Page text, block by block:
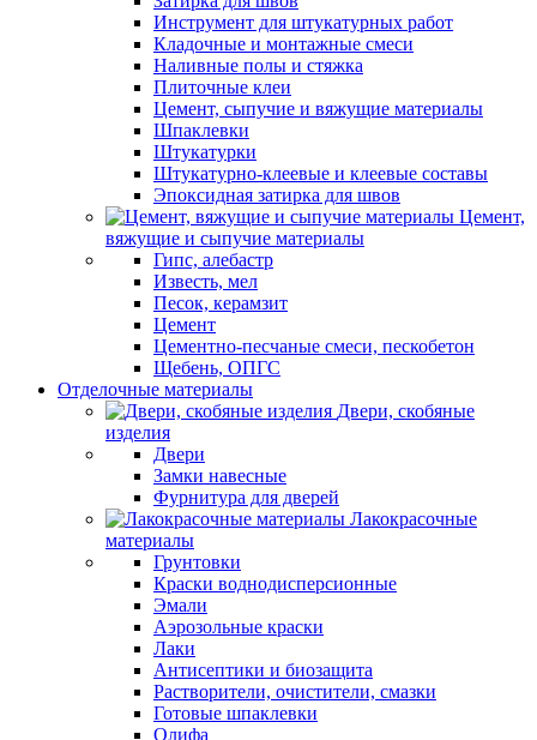
Инструмент для штукатурных работ
Кладочные и монтажные смеси
Наливные полы и стяжка
Плиточные клеи
Цемент, сыпучие и вяжущие материалы
Шпаклевки
Штукатурки
Штукатурно-клеевые и клеевые составы
Эпоксидная затирка для швов
Цемент,
вяжущие и сыпучие материалы
Гипс, алебастр
Известь, мел
Песок, керамзит
Цемент
Цементно-песчаные смеси, пескобетон
Щебень, ОПГС
Отделочные материалы
Двери, скобяные
изделия
Двери
Замки навесные
Фурнитура для дверей
Лакокрасочные
материалы
Грунтовки
Краски воднодисперсионные
Эмали
Аэрозольные краски
Лаки
Антисептики и биозащита
Растворители, очистители, смазки
Готовые шпаклевки
Олифа